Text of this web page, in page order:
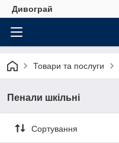
Дивограй
Товари та послуги
Пенали шкільні
Сортування